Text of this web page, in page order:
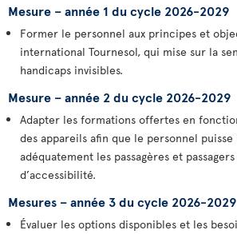
Mesure – année 1 du cycle 2026-2029
Former le personnel aux principes et
international Tournesol, qui mise sur la
handicaps invisibles.
Mesure – année 2 du cycle 2026-2029
Adapter les formations offertes en
des appareils afin que le personnel
adéquatement les passagères et
d’accessibilité.
Mesures – année 3 du cycle 2026-2029
Évaluer les options disponibles et les